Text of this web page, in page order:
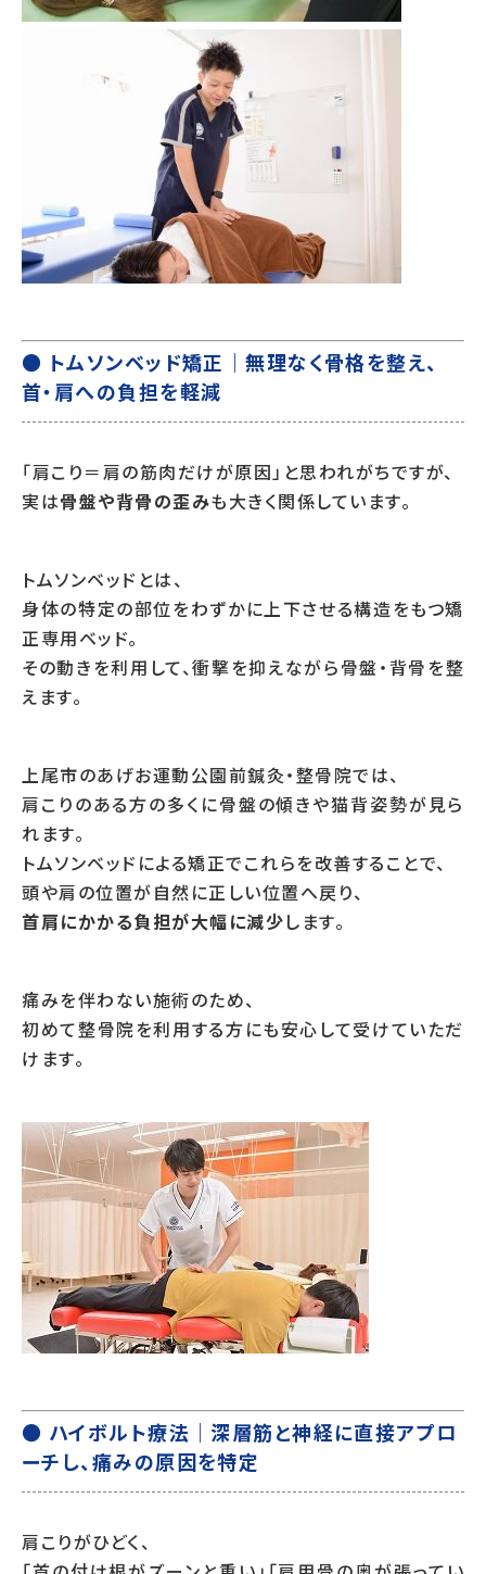
● トムソンベッド矯正｜無理なく骨格を整え、
首・肩への負担を軽減
「肩こり＝肩の筋肉だけが原因」と思われがちですが、
実は骨盤や背骨の歪みも大きく関係しています。
トムソンベッドとは、
身体の特定の部位をわずかに上下させる構造をもつ矯
正専用ベッド。
その動きを利用して、衝撃を抑えながら骨盤・背骨を整
えます。
上尾市のあげお運動公園前鍼灸・整骨院では、
肩こりのある方の多くに骨盤の傾きや猫背姿勢が見ら
れます。
トムソンベッドによる矯正でこれらを改善することで、
頭や肩の位置が自然に正しい位置へ戻り、
首肩にかかる負担が大幅に減少します。
痛みを伴わない施術のため、
初めて整骨院を利用する方にも安心して受けていただ
けます。
● ハイボルト療法｜深層筋と神経に直接アプロ
ーチし、痛みの原因を特定
肩こりがひどく、